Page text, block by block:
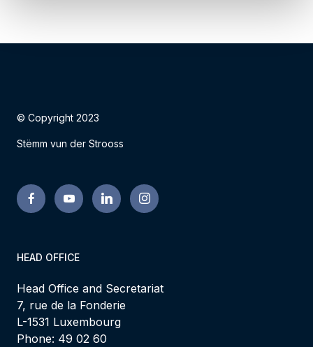
© Copyright 2023
Stëmm vun der Strooss
HEAD OFFICE
Head Office and Secretariat
7, rue de la Fonderie
L-1531 Luxembourg
Phone: 49 02 60